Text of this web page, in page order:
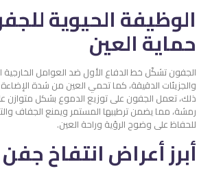
الوظيفة الحيوية
حماية العين
الجفون تشكّل خط الدفاع الأول ضد العوامل الخارجية
والجزيئات الدقيقة، كما تحمي العين من شدة
ذلك، تعمل الجفون على توزيع الدموع بشكل
رمشة، مما يضمن ترطيبها المستمر ويمنع الجفاف
للحفاظ على وضوح الرؤية وراحة العين.
أبرز أعراض انتفاخ